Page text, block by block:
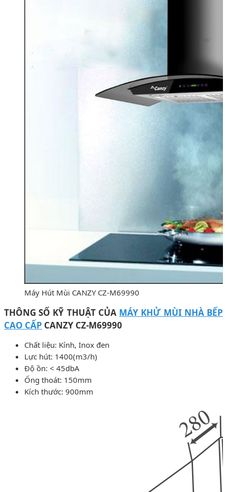
Máy Hút Mùi CANZY CZ-M69990
THÔNG SỐ KỸ THUẬT CỦA MÁY KHỬ MÙI NHÀ BẾP
CAO CẤP CANZY CZ-M69990
Chất liệu: Kính, Inox đen
Lực hút: 1400(m3/h)
Độ ồn: < 45dbA
Ống thoát: 150mm
Kích thước: 900mm